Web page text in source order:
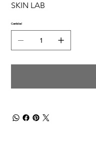
SKIN LAB
Cantidad